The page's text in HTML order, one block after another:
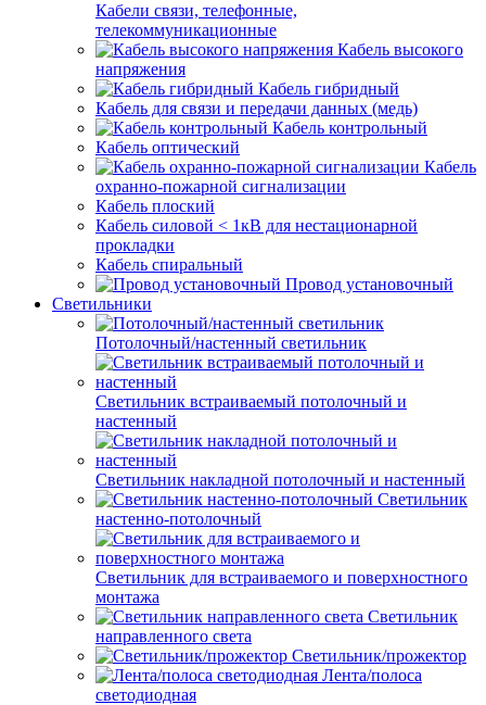
Кабели связи, телефонные,
телекоммуникационные
Кабель высокого
напряжения
Кабель гибридный
Кабель для связи и передачи данных (медь)
Кабель контрольный
Кабель оптический
Кабель
охранно-пожарной сигнализации
Кабель плоский
Кабель силовой < 1кВ для нестационарной
прокладки
Кабель спиральный
Провод установочный
Светильники
Потолочный/настенный светильник
Светильник встраиваемый потолочный и
настенный
Светильник накладной потолочный и настенный
Светильник
настенно-потолочный
Светильник для встраиваемого и поверхностного
монтажа
Светильник
направленного света
Светильник/прожектор
Лента/полоса
светодиодная